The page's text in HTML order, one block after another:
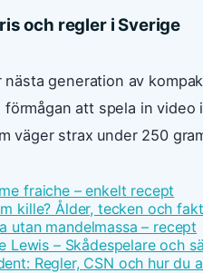
och regler i Sverige
generation av
att spela in
väger strax under 250
fraiche – enkelt recept
kille? Ålder, tecken och
utan mandelmassa – recept
Lewis – Skådespelare och
Regler, CSN och hur du